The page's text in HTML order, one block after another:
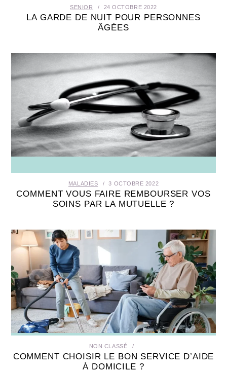
SENIOR 24 OCTOBRE 2022
LA GARDE DE NUIT POUR PERSONNES
ÂGÉES
MALADIES 3 OCTOBRE 2022
COMMENT VOUS FAIRE REMBOURSER VOS
SOINS PAR LA MUTUELLE ?
NON CLASSÉ
COMMENT CHOISIR LE BON SERVICE D’AIDE
À DOMICILE ?